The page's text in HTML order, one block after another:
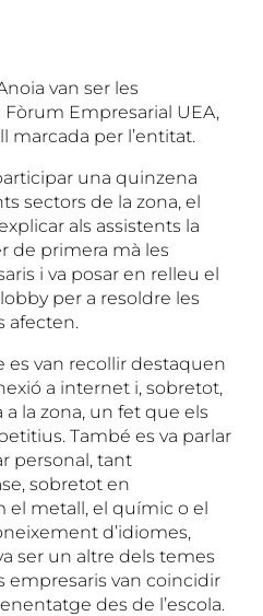
van ser les
Empresarial UEA,
marcada per l’entitat.
una quinzena
sectors de la zona, el
als assistents la
de primera mà les
i va posar en relleu el
per a resoldre les
afecten.
es van recollir destaquen
a internet i, sobretot,
la zona, un fet que els
També es va parlar
personal, tant
sobretot en
el metall, el químic o el
d’idiomes,
ser un altre dels temes
empresaris van coincidir
des de l’escola.